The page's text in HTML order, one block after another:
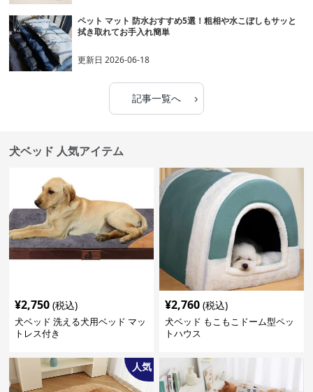
ペット マット 防水おすすめ5選！粗相や水こぼしもサッと
拭き取れてお手入れ簡単
更新日2026-06-18
記事一覧へ ›
犬ベッド 人気アイテム
¥2,750 (税込)
犬ベッド 洗える犬用ベッド マッ
トレス付き
¥2,760 (税込)
犬ベッド もこもこドーム型ペッ
トハウス
人気